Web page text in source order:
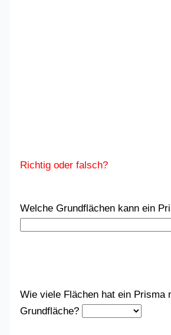
Richtig oder falsch?
Welche Grundflächen kann ein
Wie viele Flächen hat ein Prisma
Grundfläche?